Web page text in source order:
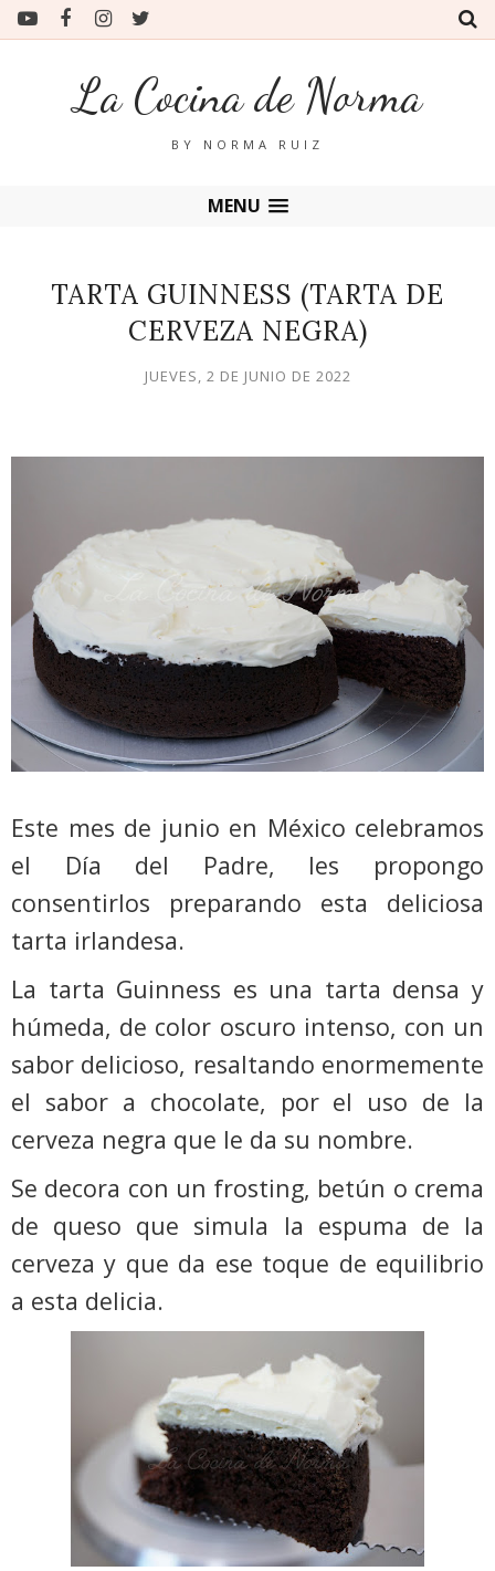
La Cocina de Norma
BY NORMA RUIZ
MENU
TARTA GUINNESS (TARTA DE
CERVEZA NEGRA)
JUEVES, 2 DE JUNIO DE 2022
Este mes de junio en México celebramos
el Día del Padre, les propongo
consentirlos preparando esta deliciosa
tarta irlandesa.
La tarta Guinness es una tarta densa y
húmeda, de color oscuro intenso, con un
sabor delicioso, resaltando enormemente
el sabor a chocolate, por el uso de la
cerveza negra que le da su nombre.
Se decora con un frosting, betún o crema
de queso que simula la espuma de la
cerveza y que da ese toque de equilibrio
a esta delicia.